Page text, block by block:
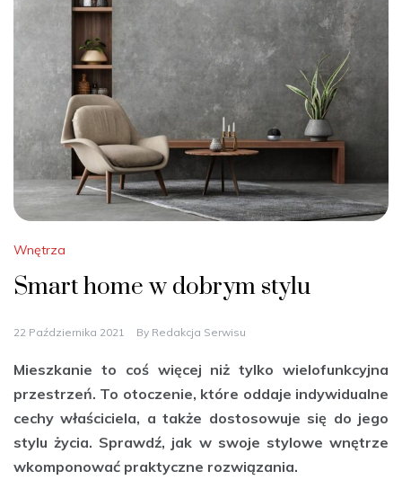
Wnętrza
Smart home w dobrym stylu
22 Października 2021 By Redakcja Serwisu
Mieszkanie to coś więcej niż tylko wielofunkcyjna
przestrzeń. To otoczenie, które oddaje indywidualne
cechy właściciela, a także dostosowuje się do jego
stylu życia. Sprawdź, jak w swoje stylowe wnętrze
wkomponować praktyczne rozwiązania.